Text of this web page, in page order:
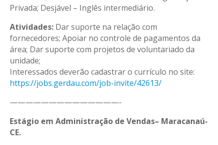
Privada; Desjável – Inglês intermediário.
Atividades: Dar suporte na relação com
fornecedores; Apoiar no controle de pagamentos da
área; Dar suporte com projetos de voluntariado da
unidade;
Interessados deverão cadastrar o currículo no site:
https://jobs.gerdau.com/job-invite/42613/
——————————————-
Estágio em Administração de Vendas– Maracanaú-
CE.